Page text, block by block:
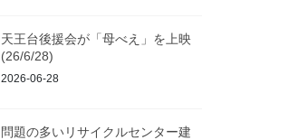
天王台後援会が「母べえ」を上映
(26/6/28)
2026-06-28
問題の多いリサイクルセンター建